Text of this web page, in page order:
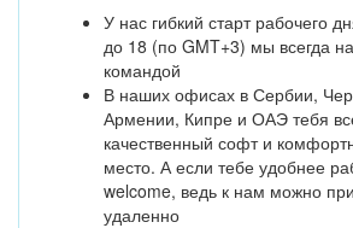
У нас гибкий старт рабочего
до 18 (по GMT+3) мы всегда
командой
В наших офисах в Сербии,
Армении, Кипре и ОАЭ тебя
качественный софт и
место. А если тебе удобнее
welcome, ведь к нам можно
удаленно